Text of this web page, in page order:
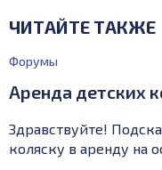
ЧИТАЙТЕ ТАКЖЕ
Форумы
Аренда детских
Здравствуйте!
коляску в аренду на